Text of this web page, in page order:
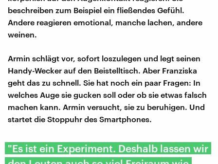
beschreiben zum Beispiel ein fließendes Gefühl.
Andere reagieren emotional, manche lachen, andere
weinen.
Armin schlägt vor, sofort loszulegen und legt seinen
Handy-Wecker auf den Beistelltisch. Aber Franziska
geht das zu schnell. Sie hat noch ein paar Fragen: In
welches Auge sie gucken soll oder ob sie etwas falsch
machen kann. Armin versucht, sie zu beruhigen. Und
startet die Stoppuhr des Smartphones.
"Es ist ein Experiment. Deshalb lassen wir